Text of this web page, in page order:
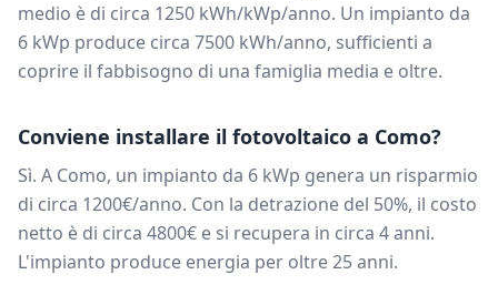
medio è di circa 1250 kWh/kWp/anno. Un impianto da
6 kWp produce circa 7500 kWh/anno, sufficienti a
coprire il fabbisogno di una famiglia media e oltre.
Conviene installare il fotovoltaico a Como?
Sì. A Como, un impianto da 6 kWp genera un risparmio
di circa 1200€/anno. Con la detrazione del 50%, il costo
netto è di circa 4800€ e si recupera in circa 4anni.
L'impianto produce energia per oltre 25 anni.